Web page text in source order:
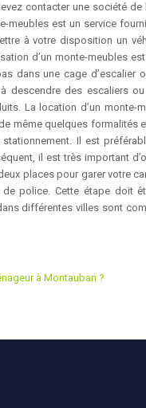
contacter une société
meubles est un service
à votre disposition un
d’un monte-meubles
dans une cage d’escalier
descendre des escaliers
La location d’un monte-
même quelques formalités
Il est
il est très important
places pour garer votre
police. Cette étape doit
différentes villes sont
à Montauban ?